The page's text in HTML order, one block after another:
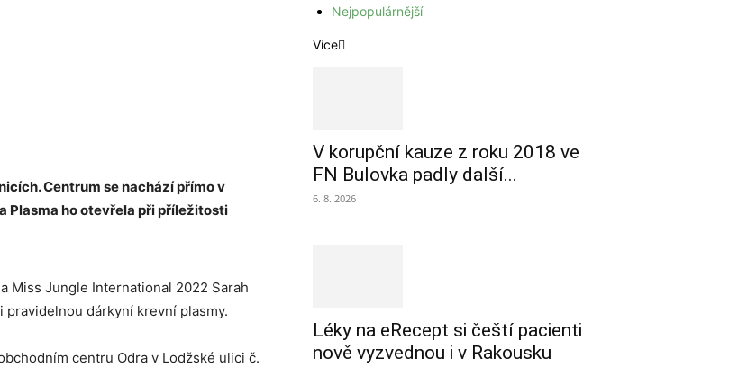
Centrum se nachází přímo v
Plasma ho otevřela při příležitosti
Miss Jungle International 2022 Sarah
pravidelnou dárkyní krevní plasmy.
centru Odra v Lodžské ulici č.
Nejpopulárnější
Více
V korupční kauze z roku 2018 ve
FN Bulovka padly další...
6. 8. 2026
Léky na eRecept si čeští pacienti
nově vyzvednou i v Rakousku